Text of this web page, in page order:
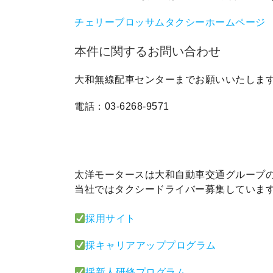
チェリーブロッサムタクシーホームページ
本件に関するお問い合わせ
大和無線配車センターまでお願いいたします
電話：03-6268-9571
太洋モータースは大和自動車交通グループ
当社ではタクシードライバー募集しています
採用サイト
採キャリアアッププログラム